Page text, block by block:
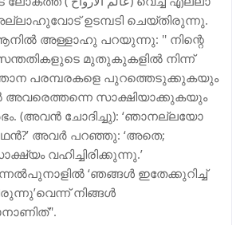
ഉടമ്പടി ചെയ്തിരുന്നു.
അള്ളാഹു പറയുന്നു: '' നിന്റെ
മുതുകുകളില്‍ നിന്ന്
പരമ്പരകളെ പുറത്തെടുക്കുകയും
സാക്ഷിയാക്കുകയും
(അവന്‍ ചോദിച്ചു): ‘ഞാനല്ലയോ
അവര്‍ പറഞ്ഞു: ‘അതെ;
വഹിച്ചിരിക്കുന്നു.’
‘ഞങ്ങള്‍ ഇതേക്കുറിച്ച്
നിങ്ങള്‍